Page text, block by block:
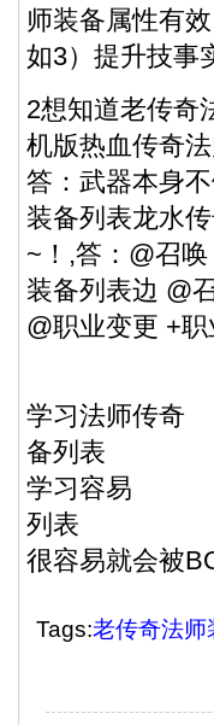
师装备属性有
如3）提升技事
2想知道老传奇
机版热血传奇
答：武器本身
装备列表龙水
~！,答：@召
装备列表边 @
@职业变更 +职
学习法师传奇
备列表
学习容易
列表
很容易就会被
Tags:老传奇法师